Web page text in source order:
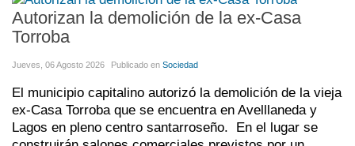
Autorizan la demolición de la ex-Casa
Torroba
Jueves, 06 Agosto 2026 Publicado en Sociedad
El municipio capitalino autorizó la demolición de la vieja
ex-Casa Torroba que se encuentra en Avelllaneda y
Lagos en pleno centro santarroseño. En el lugar se